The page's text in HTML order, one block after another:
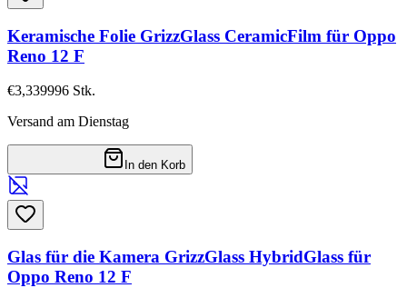
Keramische Folie GrizzGlass CeramicFilm für Oppo
Reno 12 F
€3,339996 Stk.
Versand am Dienstag
In den Korb
Glas für die Kamera GrizzGlass HybridGlass für
Oppo Reno 12 F